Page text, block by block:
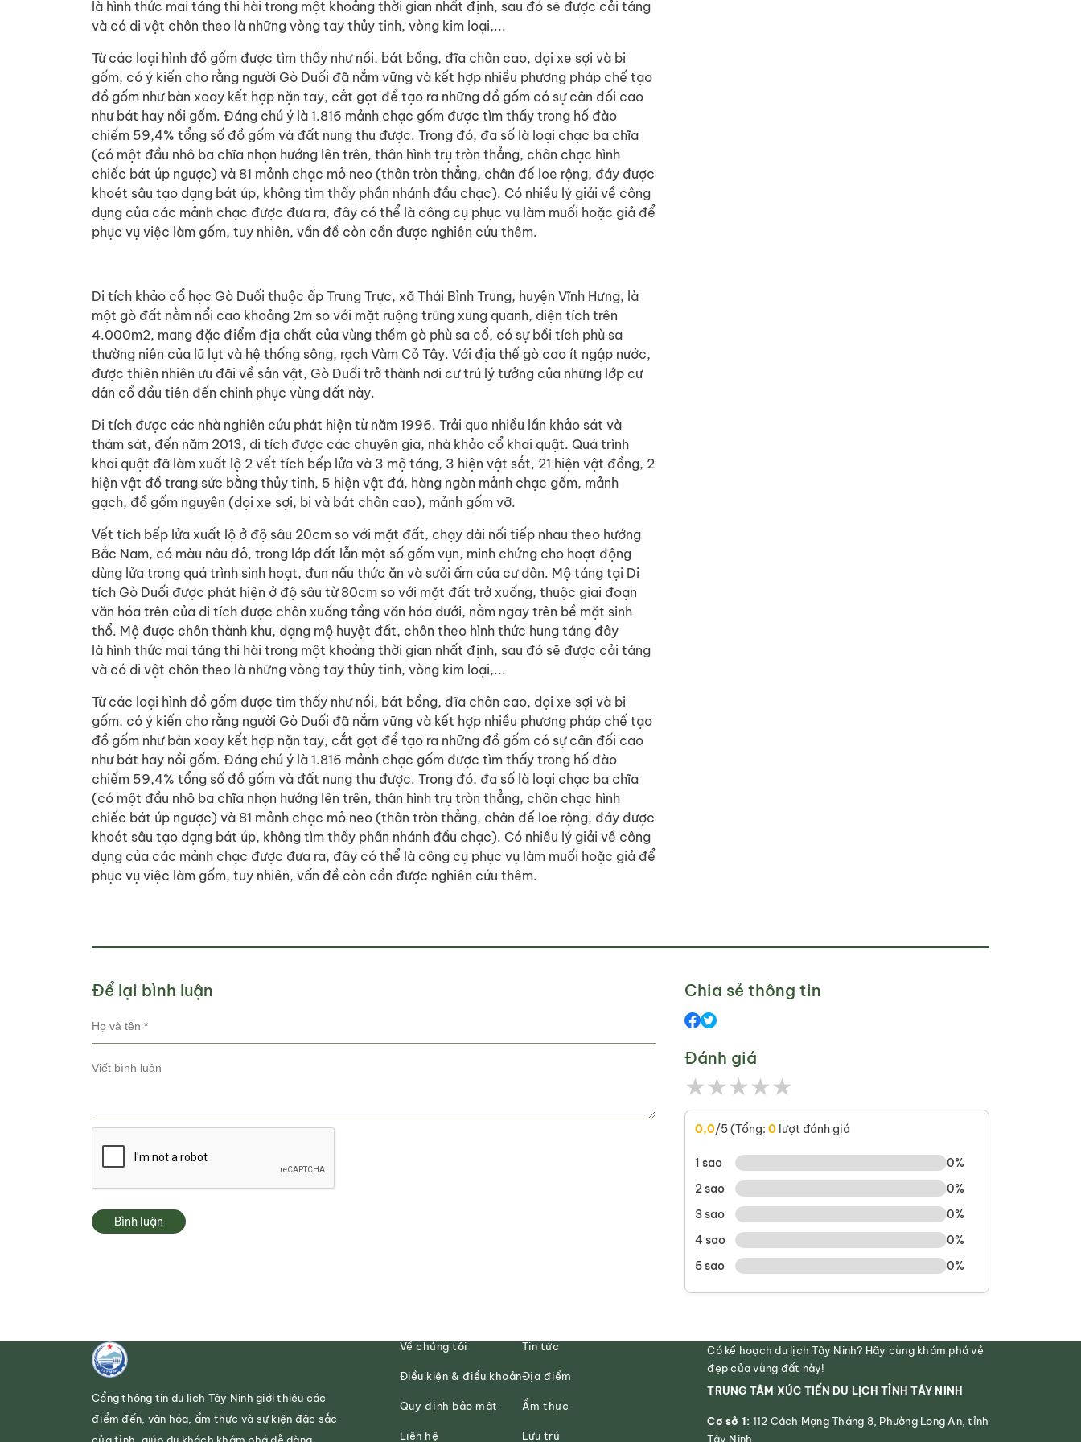
là hình thức mai táng thi hài trong một khoảng thời gian nhất định, sau đó sẽ được cải táng
và có di vật chôn theo là những vòng tay thủy tinh, vòng kim loại,...
Từ các loại hình đồ gốm được tìm thấy như nồi, bát bồng, đĩa chân cao, dọi xe sợi và bi
gốm, có ý kiến cho rằng người Gò Duối đã nắm vững và kết hợp nhiều phương pháp chế tạo
đồ gốm như bàn xoay kết hợp nặn tay, cắt gọt để tạo ra những đồ gốm có sự cân đối cao
như bát hay nồi gốm. Đáng chú ý là 1.816 mảnh chạc gốm được tìm thấy trong hố đào
chiếm 59,4% tổng số đồ gốm và đất nung thu được. Trong đó, đa số là loại chạc ba chĩa
(có một đầu nhô ba chĩa nhọn hướng lên trên, thân hình trụ tròn thẳng, chân chạc hình
chiếc bát úp ngược) và 81 mảnh chạc mỏ neo (thân tròn thẳng, chân đế loe rộng, đáy được
khoét sâu tạo dạng bát úp, không tìm thấy phần nhánh đầu chạc). Có nhiều lý giải về công
dụng của các mảnh chạc được đưa ra, đây có thể là công cụ phục vụ làm muối hoặc giả để
phục vụ việc làm gốm, tuy nhiên, vấn đề còn cần được nghiên cứu thêm.
Di tích khảo cổ học Gò Duối thuộc ấp Trung Trực, xã Thái Bình Trung, huyện Vĩnh Hưng, là
một gò đất nằm nổi cao khoảng 2m so với mặt ruộng trũng xung quanh, diện tích trên
4.000m2, mang đặc điểm địa chất của vùng thềm gò phù sa cổ, có sự bồi tích phù sa
thường niên của lũ lụt và hệ thống sông, rạch Vàm Cỏ Tây. Với địa thế gò cao ít ngập nước,
được thiên nhiên ưu đãi về sản vật, Gò Duối trở thành nơi cư trú lý tưởng của những lớp cư
dân cổ đầu tiên đến chinh phục vùng đất này.
Di tích được các nhà nghiên cứu phát hiện từ năm 1996. Trải qua nhiều lần khảo sát và
thám sát, đến năm 2013, di tích được các chuyên gia, nhà khảo cổ khai quật. Quá trình
khai quật đã làm xuất lộ 2 vết tích bếp lửa và 3 mộ táng, 3 hiện vật sắt, 21 hiện vật đồng, 2
hiện vật đồ trang sức bằng thủy tinh, 5 hiện vật đá, hàng ngàn mảnh chạc gốm, mảnh
gạch, đồ gốm nguyên (dọi xe sợi, bi và bát chân cao), mảnh gốm vỡ.
Vết tích bếp lửa xuất lộ ở độ sâu 20cm so với mặt đất, chạy dài nối tiếp nhau theo hướng
Bắc Nam, có màu nâu đỏ, trong lớp đất lẫn một số gốm vụn, minh chứng cho hoạt động
dùng lửa trong quá trình sinh hoạt, đun nấu thức ăn và sưởi ấm của cư dân. Mộ táng tại Di
tích Gò Duối được phát hiện ở độ sâu từ 80cm so với mặt đất trở xuống, thuộc giai đoạn
văn hóa trên của di tích được chôn xuống tầng văn hóa dưới, nằm ngay trên bề mặt sinh
thổ. Mộ được chôn thành khu, dạng mộ huyệt đất, chôn theo hình thức hung táng đây
là hình thức mai táng thi hài trong một khoảng thời gian nhất định, sau đó sẽ được cải táng
và có di vật chôn theo là những vòng tay thủy tinh, vòng kim loại,...
Từ các loại hình đồ gốm được tìm thấy như nồi, bát bồng, đĩa chân cao, dọi xe sợi và bi
gốm, có ý kiến cho rằng người Gò Duối đã nắm vững và kết hợp nhiều phương pháp chế tạo
đồ gốm như bàn xoay kết hợp nặn tay, cắt gọt để tạo ra những đồ gốm có sự cân đối cao
như bát hay nồi gốm. Đáng chú ý là 1.816 mảnh chạc gốm được tìm thấy trong hố đào
chiếm 59,4% tổng số đồ gốm và đất nung thu được. Trong đó, đa số là loại chạc ba chĩa
(có một đầu nhô ba chĩa nhọn hướng lên trên, thân hình trụ tròn thẳng, chân chạc hình
chiếc bát úp ngược) và 81 mảnh chạc mỏ neo (thân tròn thẳng, chân đế loe rộng, đáy được
khoét sâu tạo dạng bát úp, không tìm thấy phần nhánh đầu chạc). Có nhiều lý giải về công
dụng của các mảnh chạc được đưa ra, đây có thể là công cụ phục vụ làm muối hoặc giả để
phục vụ việc làm gốm, tuy nhiên, vấn đề còn cần được nghiên cứu thêm.
Để lại bình luận
Bình luận
Chia sẻ thông tin
Đánh giá
★★★★★
0,0/5 (Tổng:0 lượt đánh giá
1 sao
0%
2 sao
0%
3 sao
0%
4 sao
0%
5 sao
0%
Cổng thông tin du lịch Tây Ninh giới thiệu các
điểm đến, văn hóa, ẩm thực và sự kiện đặc sắc
của tỉnh, giúp du khách khám phá dễ dàng.
Về chúng tôi
Điều kiện & điều khoản
Quy định bảo mật
Liên hệ
Tin tức
Địa điểm
Ẩm thực
Lưu trú
Có kế hoạch du lịch Tây Ninh? Hãy cùng khám phá vẻ
đẹp của vùng đất này!
TRUNG TÂM XÚC TIẾN DU LỊCH TỈNH TÂY NINH
Cơ sở 1: 112 Cách Mạng Tháng 8, Phường Long An, tỉnh
Tây Ninh